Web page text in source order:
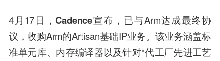
4月17日，Cadence宣布，已与Arm达成最终协
议，收购Arm的Artisan基础IP业务。该业务涵盖标
准单元库、内存编译器以及针对*代工厂先进工艺